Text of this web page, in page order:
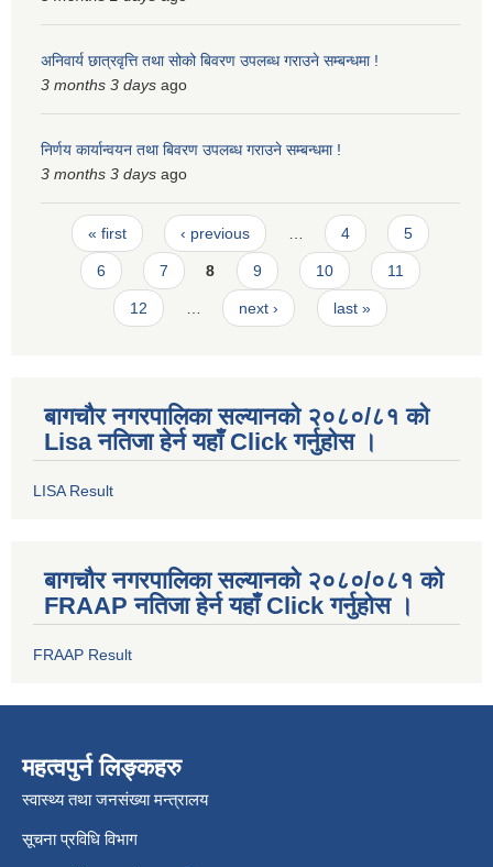
अनिवार्य छात्रवृत्ति तथा सोको बिवरण उपलब्ध गराउने सम्बन्धमा !
3 months 3 days ago
निर्णय कार्यान्वयन तथा बिवरण उपलब्ध गराउने सम्बन्धमा !
3 months 3 days ago
Pages
« first ‹ previous 4 5
6 7 8 9 10 11
12 next › last »
बागचौर नगरपालिका सल्यानको २०८०/८१ को
Lisa नतिजा हेर्न यहाँ Click गर्नुहोस ।
LISA Result
बागचौर नगरपालिका सल्यानको २०८०/०८१ को
FRAAP नतिजा हेर्न यहाँ Click गर्नुहोस ।
FRAAP Result
महत्वपुर्न लिङ्कहरु
स्वास्थ्य तथा जनसंख्या मन्त्रालय
सूचना प्रविधि विभाग